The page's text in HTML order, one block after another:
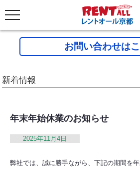
お問い合わせは
新着情報
年末年始休業のお知らせ
2025年11月4日
弊社では、誠に勝手ながら、下記の期間を